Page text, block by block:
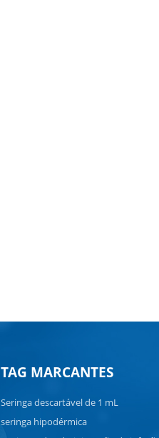
TAG MARCANTES
Seringa descartável de 1 mL
seringa hipodérmica